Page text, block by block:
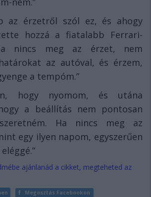
az érzetről szól ez, és ahogy
hozzá a fiatalabb Ferrari-
nincs meg az érzet, nem
az autóval, és érzem,
a tempóm.”
hogy nyomom, és utána
a beállítás nem pontosan
Ha nincs meg az
egy ilyen napom, egyszerűen
ajánlanád a cikket, megteheted az
Megosztás Facebookon